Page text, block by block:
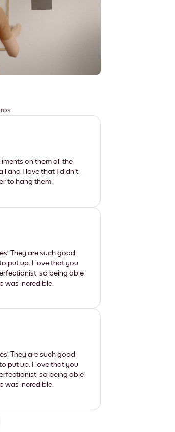
on them all the
and I love that I didn't
to hang them.
They are such good
put up. I love that you
so being able
was incredible.
They are such good
put up. I love that you
so being able
was incredible.